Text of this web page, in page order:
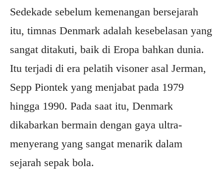
Sedekade sebelum kemenangan bersejarah
itu, timnas Denmark adalah kesebelasan yang
sangat ditakuti, baik di Eropa bahkan dunia.
Itu terjadi di era pelatih visoner asal Jerman,
Sepp Piontek yang menjabat pada 1979
hingga 1990. Pada saat itu, Denmark
dikabarkan bermain dengan gaya ultra-
menyerang yang sangat menarik dalam
sejarah sepak bola.